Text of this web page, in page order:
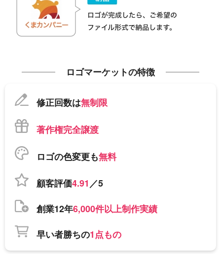
ロゴマーケットの特徴
修正回数は無制限
著作権完全譲渡
ロゴの色変更も無料
顧客評価4.91／5
創業12年6,000件以上制作実績
早い者勝ちの1点もの